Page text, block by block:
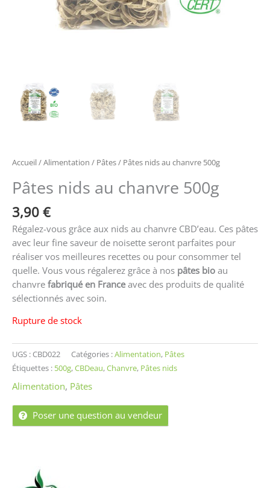
Accueil/Alimentation / Pâtes/ Pâtes nids au chanvre 500g
Pâtes nids au chanvre 500g
3,90 €
Régalez-vous grâce aux nids au chanvre CBD’eau. Ces pâtes
avec leur fine saveur de noisette seront parfaites pour
réaliser vos meilleures recettes ou pour consommer tel
quelle. Vous vous régalerez grâce à nos pâtes bio au
chanvre fabriqué en Franceavec des produits de qualité
sélectionnés avec soin.
Rupture de stock
UGS : CBD022 Catégories :Alimentation, Pâtes
Étiquettes : 500g,CBDeau,Chanvre, Pâtes nids
Alimentation, Pâtes
Poser une question au vendeur